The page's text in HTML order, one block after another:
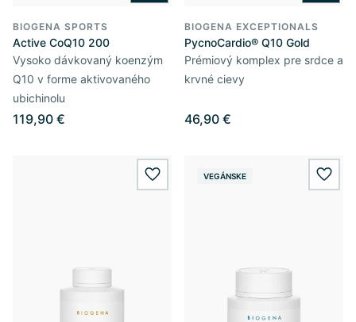
BIOGENA SPORTS
Active CoQ10 200
Vysoko dávkovaný koenzým
Q10 v forme aktivovaného
ubichinolu
119,90 €
BIOGENA EXCEPTIONALS
PycnoCardio® Q10 Gold
Prémiový komplex pre srdce a
krvné cievy
46,90 €
wishlist.addVEGÁNSKE